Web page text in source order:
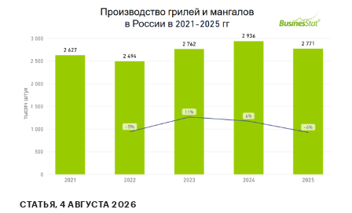
СТАТЬЯ, 4 АВГУСТА 2026